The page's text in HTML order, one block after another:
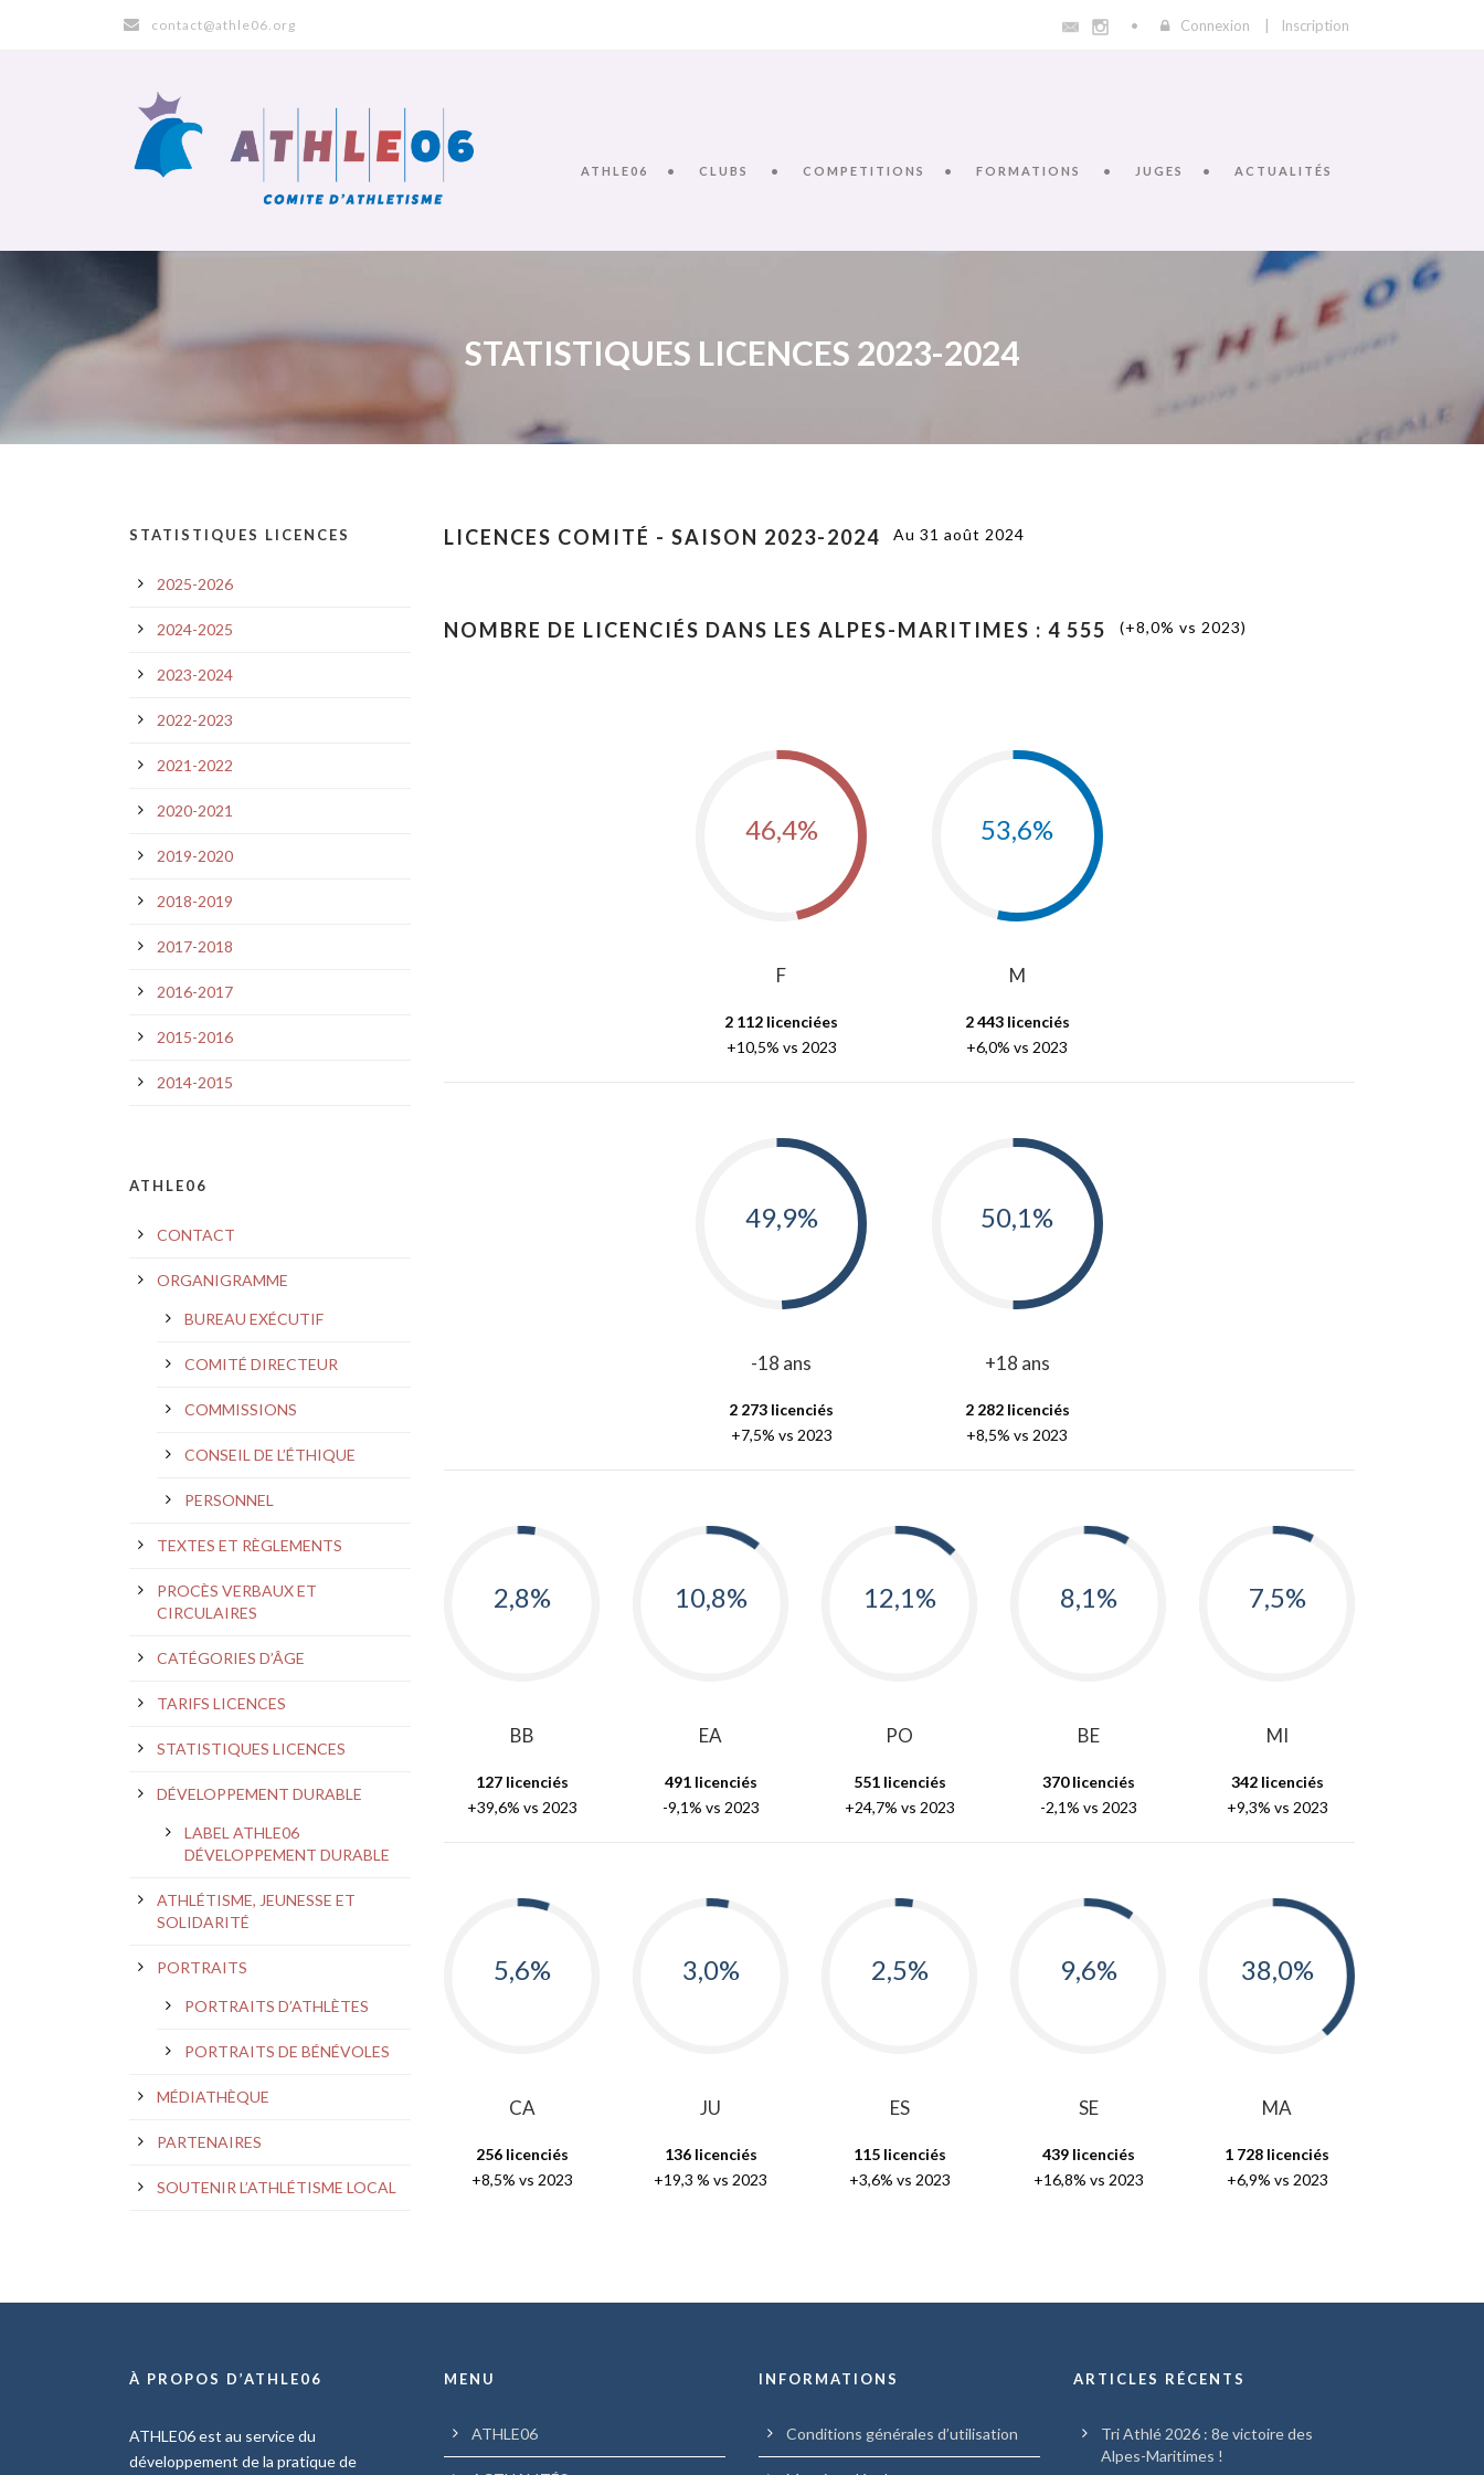
contact@athle06.org Connexion Inscription
ATHLE06 CLUBS COMPETITIONS FORMATIONS JUGES ACTUALITÉS
STATISTIQUES LICENCES 2023-2024
LICENCES COMITÉ - SAISON 2023-2024 Au 31 août 2024
NOMBRE DE LICENCIÉS DANS LES ALPES-MARITIMES : 4 555 (+8,0% vs 2023)
46,4%
F
2 112 licenciées
+10,5% vs 2023
53,6%
M
2 443 licenciés
+6,0% vs 2023
49,9%
-18 ans
2 273 licenciés
+7,5% vs 2023
50,1%
+18 ans
2 282 licenciés
+8,5% vs 2023
2,8%
BB
127 licenciés
+39,6% vs 2023
10,8%
EA
491 licenciés
-9,1% vs 2023
12,1%
PO
551 licenciés
+24,7% vs 2023
8,1%
BE
370 licenciés
-2,1% vs 2023
7,5%
MI
342 licenciés
+9,3% vs 2023
5,6%
CA
256 licenciés
+8,5% vs 2023
3,0%
JU
136 licenciés
+19,3 % vs 2023
2,5%
ES
115 licenciés
+3,6% vs 2023
9,6%
SE
439 licenciés
+16,8% vs 2023
38,0%
MA
1 728 licenciés
+6,9% vs 2023
STATISTIQUES LICENCES
2025-2026
2024-2025
2023-2024
2022-2023
2021-2022
2020-2021
2019-2020
2018-2019
2017-2018
2016-2017
2015-2016
2014-2015
ATHLE06
CONTACT
ORGANIGRAMME
BUREAU EXÉCUTIF
COMITÉ DIRECTEUR
COMMISSIONS
CONSEIL DE L’ÉTHIQUE
PERSONNEL
TEXTES ET RÈGLEMENTS
PROCÈS VERBAUX ET
CIRCULAIRES
CATÉGORIES D’ÂGE
TARIFS LICENCES
STATISTIQUES LICENCES
DÉVELOPPEMENT DURABLE
LABEL ATHLE06
DÉVELOPPEMENT DURABLE
ATHLÉTISME, JEUNESSE ET
SOLIDARITÉ
PORTRAITS
PORTRAITS D’ATHLÈTES
PORTRAITS DE BÉNÉVOLES
MÉDIATHÈQUE
PARTENAIRES
SOUTENIR L’ATHLÉTISME LOCAL
À PROPOS D’ATHLE06
ATHLE06 est au service du
développement de la pratique de
MENU
ATHLE06
INFORMATIONS
Conditions générales d’utilisation
ARTICLES RÉCENTS
Tri Athlé 2026 : 8e victoire des
Alpes-Maritimes !